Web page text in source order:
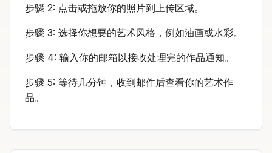
步骤 2: 点击或拖放你的照片到上传区域。
步骤 3: 选择你想要的艺术风格，例如油画或水彩。
步骤 4: 输入你的邮箱以接收处理完的作品通知。
步骤 5: 等待几分钟，收到邮件后查看你的艺术作
品。